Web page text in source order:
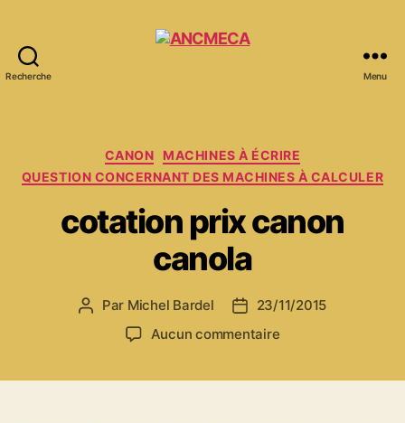
Recherche Menu
Catégories
CANON
MACHINES À ÉCRIRE
QUESTION CONCERNANT DES MACHINES À CALCULER
cotation prix canon
canola
Auteur
l’article
Par Michel Bardel
Date
de
23/11/2015
Aucun commentairesur